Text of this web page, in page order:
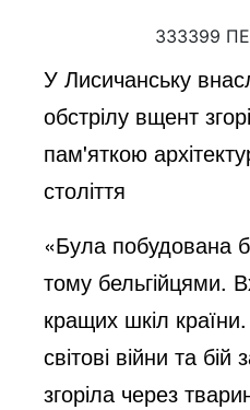
333399
У Лисичанську
обстрілу вщент
пам'яткою
століття
«Була побудована
тому бельгійцями.
кращих шкіл
світові війни та
згоріла через